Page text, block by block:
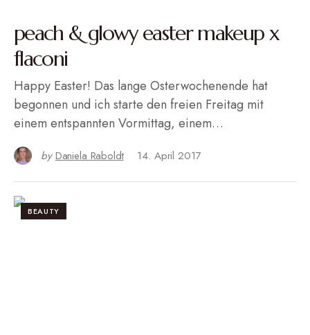
peach & glowy easter makeup x
flaconi
Happy Easter! Das lange Osterwochenende hat
begonnen und ich starte den freien Freitag mit
einem entspannten Vormittag, einem…
by Daniela Raboldt 14. April 2017
BEAUTY